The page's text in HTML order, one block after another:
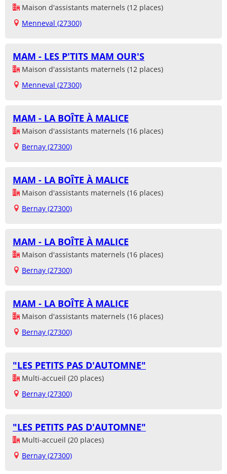
Maison d'assistants maternels (12 places)
Menneval (27300)
MAM - LES P'TITS MAM OUR'S
Maison d'assistants maternels (12 places)
Menneval (27300)
MAM - LA BOÎTE À MALICE
Maison d'assistants maternels (16 places)
Bernay (27300)
MAM - LA BOÎTE À MALICE
Maison d'assistants maternels (16 places)
Bernay (27300)
MAM - LA BOÎTE À MALICE
Maison d'assistants maternels (16 places)
Bernay (27300)
MAM - LA BOÎTE À MALICE
Maison d'assistants maternels (16 places)
Bernay (27300)
"LES PETITS PAS D'AUTOMNE"
Multi-accueil (20 places)
Bernay (27300)
"LES PETITS PAS D'AUTOMNE"
Multi-accueil (20 places)
Bernay (27300)